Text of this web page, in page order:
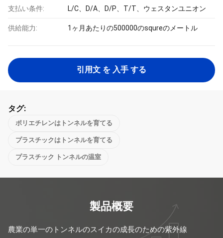
支払い条件: L/C、D/A、D/P、T/T、ウェスタンユニオン
供給能力: 1ヶ月あたりの500000のsqureのメートル
引用文 を 入手 する
タグ:
ポリエチレンはトンネルを育てる
プラスチックはトンネルを育てる
プラスチック トンネルの温室
製品概要
農業の単一のトンネルのスイカの成長のための紫外線